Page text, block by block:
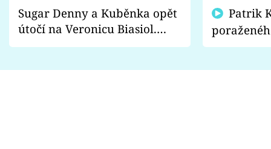
Sugar Denny a Kuběnka opět
útočí na Veronicu Biasiol.
Proč je podle nich falešná a
fanoušci